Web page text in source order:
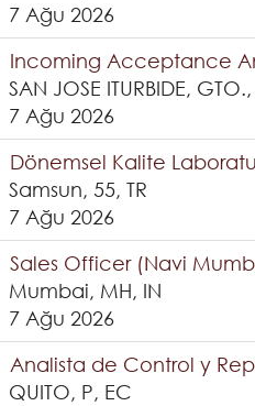
7 Ağu 2026
Incoming Acceptance
SAN JOSE ITURBIDE,
7 Ağu 2026
Dönemsel Kalite
Samsun, 55, TR
7 Ağu 2026
Sales Officer (Navi
Mumbai, MH, IN
7 Ağu 2026
Analista de Control y
QUITO, P, EC